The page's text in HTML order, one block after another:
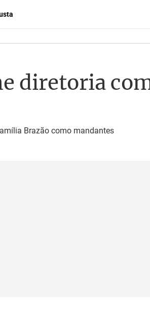
diretoria
Brazão como mandantes